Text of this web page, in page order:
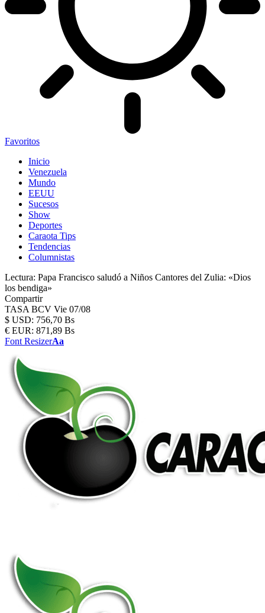
Favoritos
Inicio
Venezuela
Mundo
EEUU
Sucesos
Show
Deportes
Caraota Tips
Tendencias
Columnistas
Lectura: Papa Francisco saludó a Niños Cantores del Zulia: «Dios
los bendiga»
Compartir
TASA BCV Vie 07/08
$ USD: 756,70 Bs
€ EUR: 871,89 Bs
Font ResizerAa